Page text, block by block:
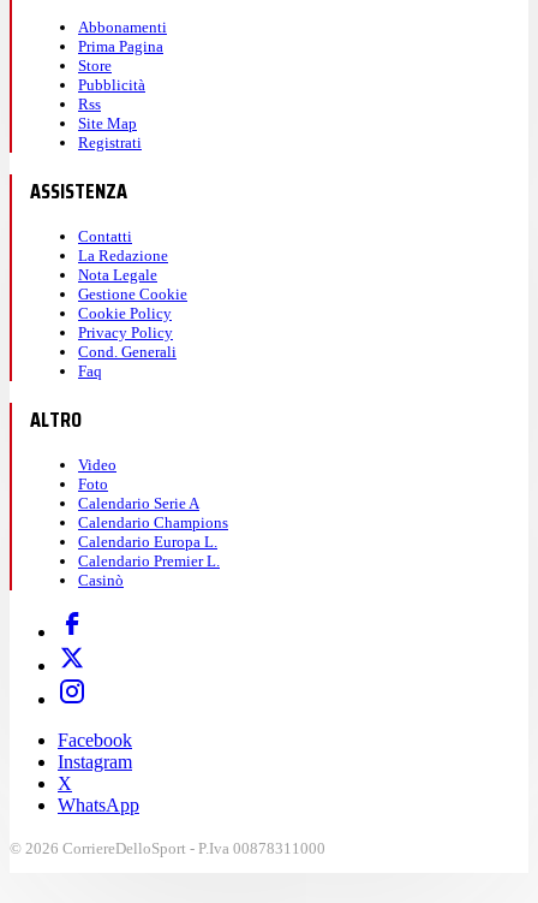
Abbonamenti
Prima Pagina
Store
Pubblicità
Rss
Site Map
Registrati
ASSISTENZA
Contatti
La Redazione
Nota Legale
Gestione Cookie
Cookie Policy
Privacy Policy
Cond. Generali
Faq
ALTRO
Video
Foto
Calendario Serie A
Calendario Champions
Calendario Europa L.
Calendario Premier L.
Casinò
Facebook
Instagram
X
WhatsApp
© 2026 CorriereDelloSport - P.Iva 00878311000